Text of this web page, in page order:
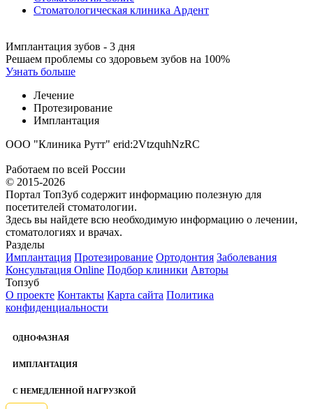
Стоматологическая клиника Ардент
Имплантация зубов - 3 дня
Решаем проблемы со здоровьем зубов на 100%
Узнать больше
Лечение
Протезирование
Имплантация
ООО "Клиника Рутт" erid:2VtzquhNzRC
Работаем по всей России
© 2015-2026
Портал ТопЗуб содержит информацию полезную для
посетителей стоматологии.
Здесь вы найдете всю необходимую информацию о лечении,
стоматологиях и врачах.
Разделы
Имплантация Протезирование Ортодонтия Заболевания
Консультация Online Подбор клиники Авторы
Топзуб
О проекте Контакты Карта сайта Политика
конфиденциальности
ОДНОФАЗНАЯ
ИМПЛАНТАЦИЯ
С НЕМЕДЛЕННОЙ НАГРУЗКОЙ